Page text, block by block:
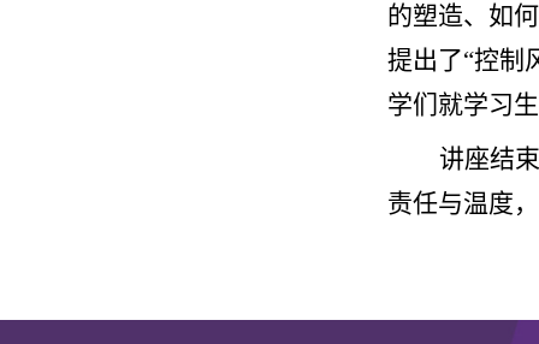
的塑造、如
提出了“控制
学们就学习
讲座结
责任与温度